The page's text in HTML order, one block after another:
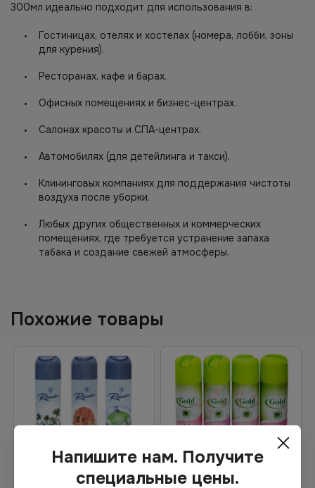
300мл идеально подходит для использования в:
Гостиницах, отелях и хостелах (номера, лобби, зоны
для курения).
Ресторанах, кафе и барах.
Офисных помещениях и бизнес-центрах.
Салонах красоты и СПА-центрах.
Автомобилях (для детейлинга и такси).
Клининговых компаниях для поддержания чистоты
воздуха после уборки.
Любых других общественных и коммерческих
помещениях, где требуется устранение запаха
табака и создание свежей атмосферы.
Похожие товары
Напишите нам. Получите
специальные цены.